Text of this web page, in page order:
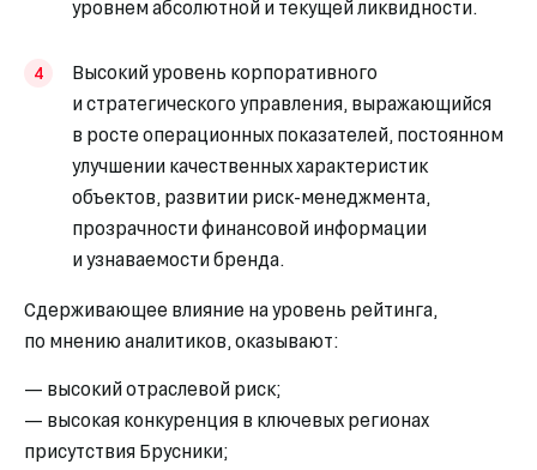
уровнем абсолютной и текущей ликвидности.
Высокий уровень корпоративного
и стратегического управления, выражающийся
в росте операционных показателей, постоянном
улучшении качественных характеристик
объектов, развитии риск-менеджмента,
прозрачности финансовой информации
и узнаваемости бренда.
Сдерживающее влияние на уровень рейтинга,
по мнению аналитиков, оказывают:
— высокий отраслевой риск;
— высокая конкуренция в ключевых регионах
присутствия Брусники;